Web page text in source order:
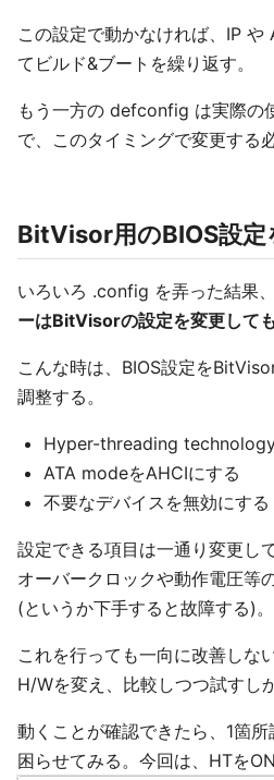
この設定で動かなければ、IP や
てビルド&ブートを繰り返す。
もう一方の defconfig は実際の
で、このタイミングで変更する
BitVisor用のBIOS設定
いろいろ .config を弄った結果、
ーはBitVisorの設定を変更して
こんな時は、BIOS設定を
調整する。
Hyper-threading
ATA modeをAHCIにする
不要なデバイスを無効にする
設定できる項目は一通り変更し
オーバークロックや動作電圧等
(というか下手すると故障する)。
これを行っても一向に改善しな
H/Wを変え、比較しつつ試すし
動くことが確認できたら、1箇
困らせてみる。今回は、HTを